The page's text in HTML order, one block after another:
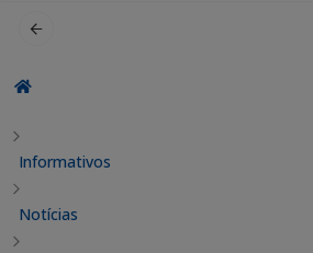
Informativos
Notícias